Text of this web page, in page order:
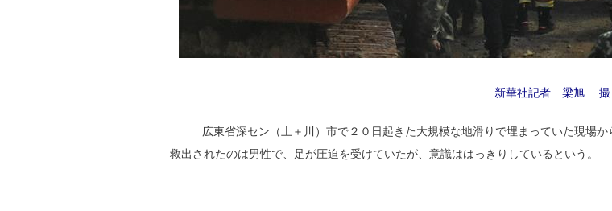
新華社記者 梁旭 撮
広東省深セン（土＋川）市で２０日起きた大規模な地滑りで埋まっていた現場
救出されたのは男性で、足が圧迫を受けていたが、意識ははっきりしているという。